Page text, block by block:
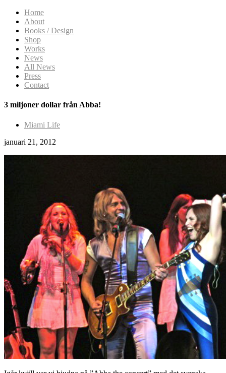
Home
About
Books / Design
Shop
Works
News
All News
Press
Contact
3 miljoner dollar från Abba!
Miami Life
januari 21, 2012